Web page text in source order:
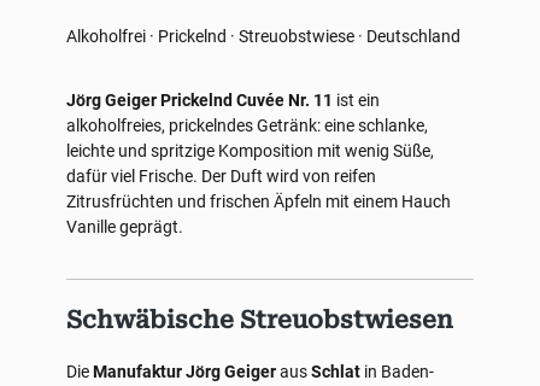
Alkoholfrei · Prickelnd · Streuobstwiese · Deutschland
Jörg Geiger Prickelnd Cuvée Nr. 11 ist ein
alkoholfreies, prickelndes Getränk: eine schlanke,
leichte und spritzige Komposition mit wenig Süße,
dafür viel Frische. Der Duft wird von reifen
Zitrusfrüchten und frischen Äpfeln mit einem Hauch
Vanille geprägt.
Schwäbische Streuobstwiesen
DieManufaktur Jörg GeigerausSchlat in Baden-